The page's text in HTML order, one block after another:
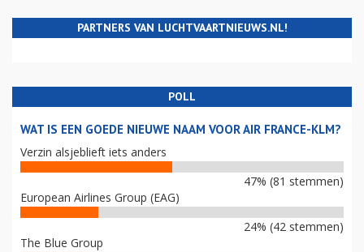
PARTNERS VAN LUCHTVAARTNIEUWS.NL!
POLL
WAT IS EEN GOEDE NIEUWE NAAM VOOR AIR FRANCE-KLM?
Verzin alsjeblieft iets anders
47% (81 stemmen)
European Airlines Group (EAG)
24% (42 stemmen)
The Blue Group